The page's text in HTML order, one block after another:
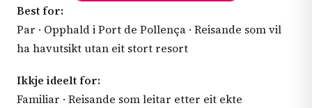
Best for:
Par · Opphald i Port de Pollença · Reisande som vil
ha havutsikt utan eit stort resort
Ikkje ideelt for:
Familiar · Reisande som leitar etter eit ekte